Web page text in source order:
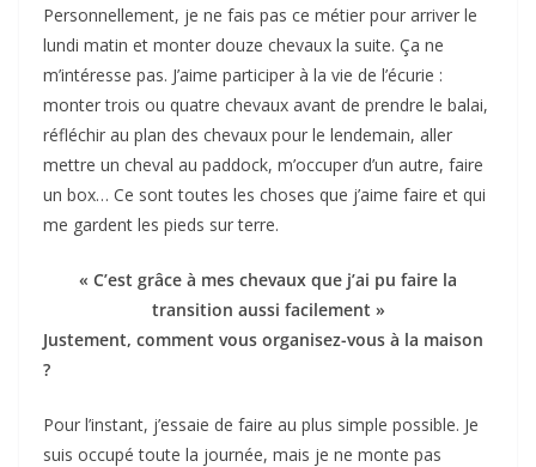
Personnellement, je ne fais pas ce métier pour arriver le
lundi matin et monter douze chevaux la suite. Ça ne
m’intéresse pas. J’aime participer à la vie de l’écurie :
monter trois ou quatre chevaux avant de prendre le balai,
réfléchir au plan des chevaux pour le lendemain, aller
mettre un cheval au paddock, m’occuper d’un autre, faire
un box… Ce sont toutes les choses que j’aime faire et qui
me gardent les pieds sur terre.
« C’est grâce à mes chevaux que j’ai pu faire la
transition aussi facilement »
Justement, comment vous organisez-vous à la maison
?
Pour l’instant, j’essaie de faire au plus simple possible. Je
suis occupé toute la journée, mais je ne monte pas